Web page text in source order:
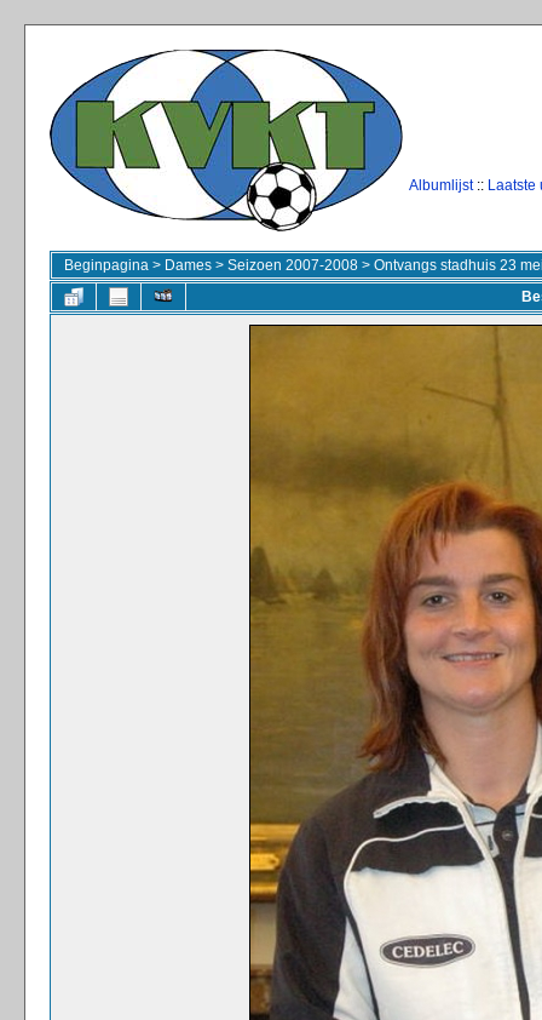
Albumlijst:: Laatste
Beginpagina > Dames > Seizoen 2007-2008 > Ontvangs stadhuis 23